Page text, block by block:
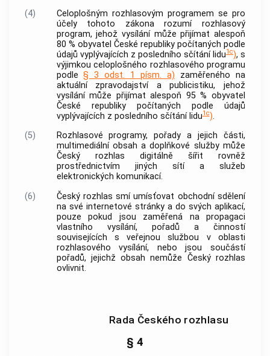
(4)
Celoplošným rozhlasovým programem se pro
účely tohoto zákona rozumí rozhlasový
program, jehož vysílání může přijímat alespoň
80 % obyvatel České republiky počítaných podle
údajů vyplývajících z posledního sčítání lidu1c), s
výjimkou celoplošného rozhlasového programu
podle§ 3 odst. 1 písm. a) zaměřeného na
aktuální zpravodajství a publicistiku, jehož
vysílání může přijímat alespoň 95 % obyvatel
České republiky počítaných podle údajů
vyplývajících z posledního sčítání lidu1c).
(5)
Rozhlasové programy, pořady a jejich části,
multimediální obsah a doplňkové služby může
Český rozhlas digitálně šířit rovněž
prostřednictvím jiných sítí a služeb
elektronických komunikací.
(6)
Český rozhlas smí umísťovat obchodní sdělení
na své internetové stránky a do svých aplikací,
pouze pokud jsou zaměřená na propagaci
vlastního vysílání, pořadů a činností
souvisejících s veřejnou službou v oblasti
rozhlasového vysílání, nebo jsou součástí
pořadů, jejichž obsah nemůže Český rozhlas
ovlivnit.
Rada Českého rozhlasu
§ 4